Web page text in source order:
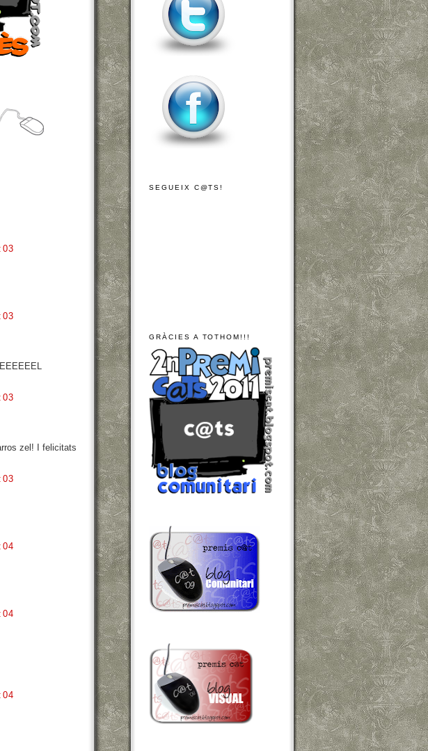
zel! I felicitats
SEGUEIX C@TS!
GRÀCIES A TOTHOM!!!